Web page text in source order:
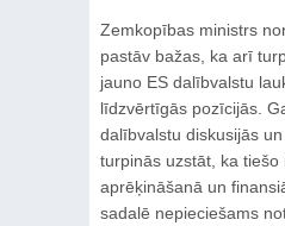
Zemkopības ministrs
pastāv bažas, ka arī
jauno ES dalībvalstu
līdzvērtīgās pozīcijās.
dalībvalstu diskusijās
turpinās uzstāt, ka tiešo
aprēķināšanā un
sadalē nepieciešams